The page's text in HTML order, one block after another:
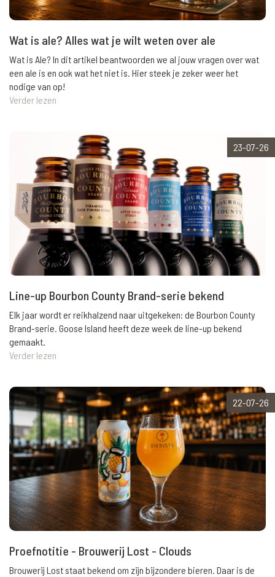
Wat is ale? Alles wat je wilt weten over ale
Wat is Ale? In dit artikel beantwoorden we al jouw vragen over wat
een ale is en ook wat het niet is. Hier steek je zeker weer het
nodige van op!
Verder lezen
23-07-26
Line-up Bourbon County Brand-serie bekend
Elk jaar wordt er reikhalzend naar uitgekeken: de Bourbon County
Brand-serie. Goose Island heeft deze week de line-up bekend
gemaakt.
Verder lezen
22-07-26
Proefnotitie - Brouwerij Lost - Clouds
Brouwerij Lost staat bekend om zijn bijzondere bieren. Daar is de